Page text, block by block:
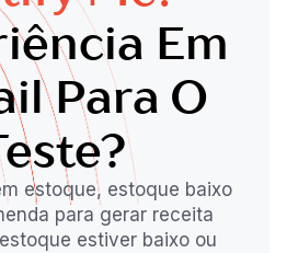
Em
Para O
estoque, estoque baixo
para gerar receita
estiver baixo ou